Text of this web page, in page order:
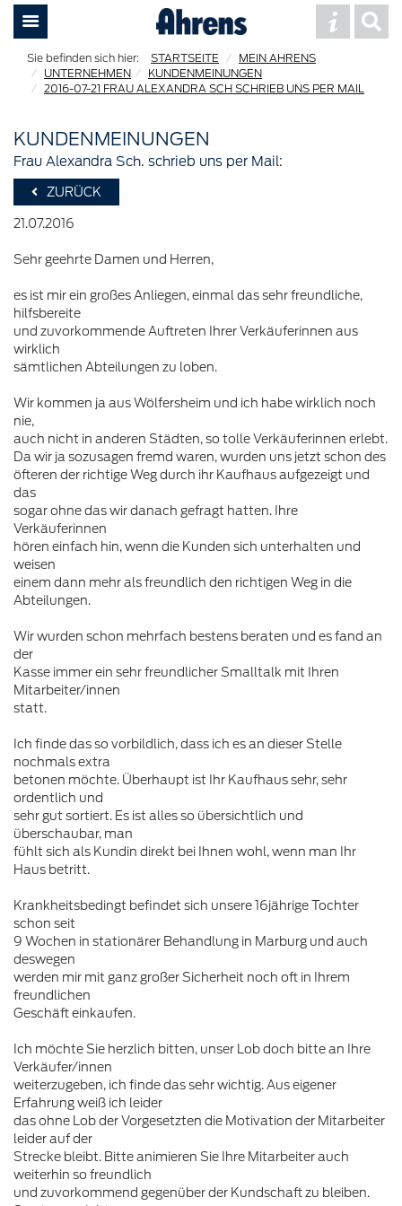
STARTSEITE
MEIN AHRENS
UNTERNEHMEN
KUNDENMEINUNGEN
2016-07-21 FRAU ALEXANDRA SCH SCHRIEB UNS PER MAIL
KUNDENMEINUNGEN
Frau Alexandra Sch. schrieb uns per Mail:
ZURÜCK
21.07.2016
Sehr geehrte Damen und Herren,
es ist mir ein großes Anliegen, einmal das sehr freundliche,
hilfsbereite
und zuvorkommende Auftreten Ihrer Verkäuferinnen aus
wirklich
sämtlichen Abteilungen zu loben.
Wir kommen ja aus Wölfersheim und ich habe wirklich noch
nie,
auch nicht in anderen Städten, so tolle Verkäuferinnen erlebt.
Da wir ja sozusagen fremd waren, wurden uns jetzt schon des
öfteren der richtige Weg durch ihr Kaufhaus aufgezeigt und
das
sogar ohne das wir danach gefragt hatten. Ihre
Verkäuferinnen
hören einfach hin, wenn die Kunden sich unterhalten und
weisen
einem dann mehr als freundlich den richtigen Weg in die
Abteilungen.
Wir wurden schon mehrfach bestens beraten und es fand an
der
Kasse immer ein sehr freundlicher Smalltalk mit Ihren
Mitarbeiter/innen
statt.
Ich finde das so vorbildlich, dass ich es an dieser Stelle
nochmals extra
betonen möchte. Überhaupt ist Ihr Kaufhaus sehr, sehr
ordentlich und
sehr gut sortiert. Es ist alles so übersichtlich und
überschaubar, man
fühlt sich als Kundin direkt bei Ihnen wohl, wenn man Ihr
Haus betritt.
Krankheitsbedingt befindet sich unsere 16jährige Tochter
schon seit
9 Wochen in stationärer Behandlung in Marburg und auch
deswegen
werden mir mit ganz großer Sicherheit noch oft in Ihrem
freundlichen
Geschäft einkaufen.
Ich möchte Sie herzlich bitten, unser Lob doch bitte an Ihre
Verkäufer/innen
weiterzugeben, ich finde das sehr wichtig. Aus eigener
Erfahrung weiß ich leider
das ohne Lob der Vorgesetzten die Motivation der Mitarbeiter
leider auf der
Strecke bleibt. Bitte animieren Sie Ihre Mitarbeiter auch
weiterhin so freundlich
und zuvorkommend gegenüber der Kundschaft zu bleiben.